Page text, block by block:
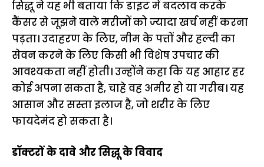
सिद्धू ने यह भी बताया कि डाइट में बदलाव करके
कैंसर से जूझने वाले मरीजों को ज्यादा खर्च नहीं करना
पड़ता। उदाहरण के लिए, नीम के पत्तों और हल्दी का
सेवन करने के लिए किसी भी विशेष उपचार की
आवश्यकता नहीं होती। उन्होंने कहा कि यह आहार हर
कोई अपना सकता है, चाहे वह अमीर हो या गरीब। यह
आसान और सस्ता इलाज है, जो शरीर के लिए
फायदेमंद हो सकता है।
डॉक्टरों के दावे और सिद्धू के विवाद